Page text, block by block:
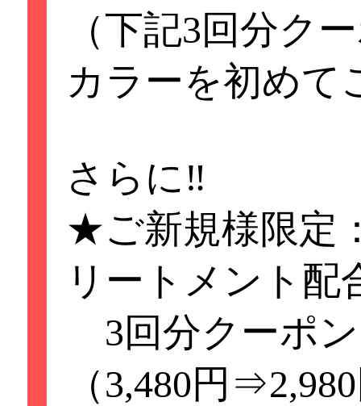
（下記3回分ク
カラーを初めて
さらに‼️
★ご新規様限定
リートメント配
3回分クーポ
（3,480円
重要なお知らせ
★ご新規様限定
ラー根元染め
（下記3回分クー